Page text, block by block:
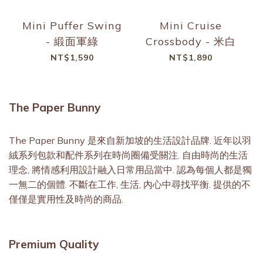
Mini Puffer Swing
- 緞面軍綠
NT$1,590
Mini Cruise
Crossbody - 米白
NT$1,890
The Paper Bunny
The Paper Bunny 是來自新加坡的生活設計品牌. 近年以羽
絨系列包款和配件系列在時尚圈備受關注. 自由時尚的生活
理念, 將情感利用設計融入日常用品當中. 認為每個人都是獨
一無二的個體. 不斷在工作, 生活, 內心中尋找平衡. 提供的不
僅僅是實用性及時尚的商品.
Premium Quality